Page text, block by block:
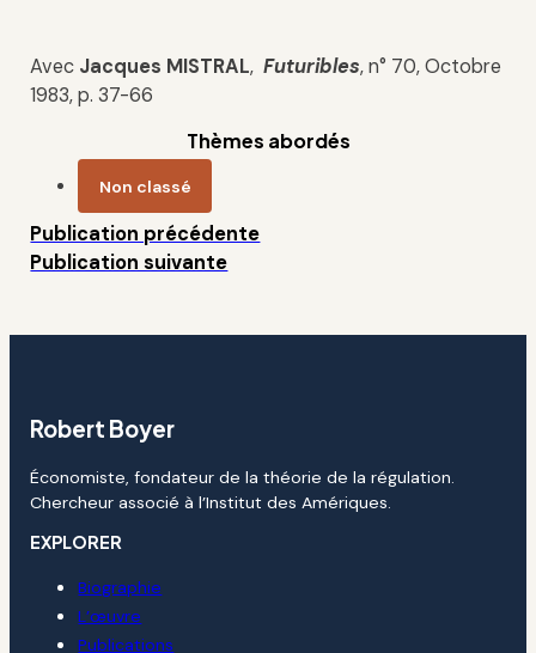
Avec Jacques MISTRAL,Futuribles, n° 70, Octobre
1983, p. 37-66
Thèmes abordés
Non classé
Publication précédente
Publication suivante
Robert Boyer
Économiste, fondateur de la théorie de la régulation.
Chercheur associé à l’Institut des Amériques.
EXPLORER
Biographie
L’œuvre
Publications